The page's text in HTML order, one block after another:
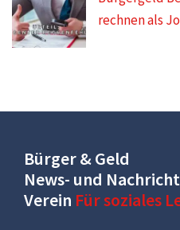
rechnen als
Bürger & Geld
News- und
Verein Für soziales